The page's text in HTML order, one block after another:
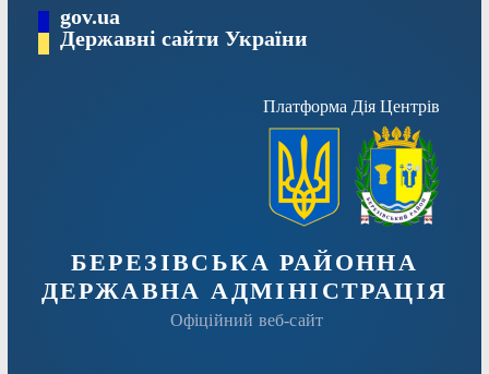
Перейтиgov.ua
Державні сайти України
Платформа Дія Центрів
БЕРЕЗІВСЬКА РАЙОННА
ДЕРЖАВНА АДМІНІСТРАЦІЯ
Офіційний веб-сайт